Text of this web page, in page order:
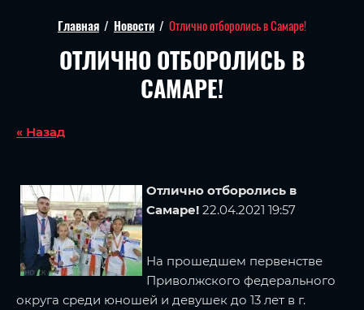
Главная / Новости / Отлично отборолись в Самаре!
ОТЛИЧНО ОТБОРОЛИСЬ В
САМАРЕ!
« Назад
Отлично отборолись в
Самаре! 22.04.2021 19:57
На прошедшем первенстве
Приволжского федерального
округа среди юношей и девушек до 13 лет в г.